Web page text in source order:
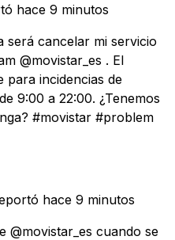
hace 9 minutos
será cancelar mi servicio
@movistar_es . El
para incidencias de
9:00 a 22:00. ¿Tenemos
#movistar #problem
hace 9 minutos
@movistar_es cuando se